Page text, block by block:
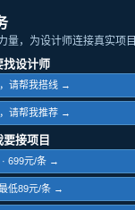
量，为设计师连接真实项目
找设计师
请帮我搭线 →
请帮我推荐 →
接项目
699元/条 →
低89元/条 →